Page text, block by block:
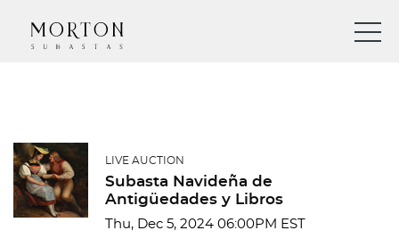
LIVE AUCTION
Subasta Navideña de
Antigüedades y Libros
Thu, Dec 5, 2024 06:00PM EST